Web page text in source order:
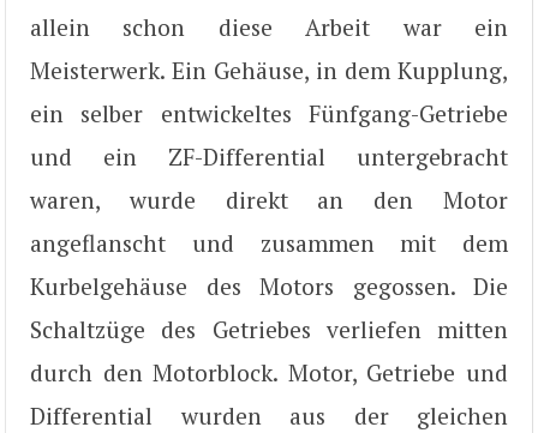
allein schon diese Arbeit war ein
Meisterwerk. Ein Gehäuse, in dem Kupplung,
ein selber entwickeltes Fünfgang-Getriebe
und ein ZF-Differential untergebracht
waren, wurde direkt an den Motor
angeflanscht und zusammen mit dem
Kurbelgehäuse des Motors gegossen. Die
Schaltzüge des Getriebes verliefen mitten
durch den Motorblock. Motor, Getriebe und
Differential wurden aus der gleichen